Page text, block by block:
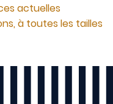
actuelles
à toutes les tailles